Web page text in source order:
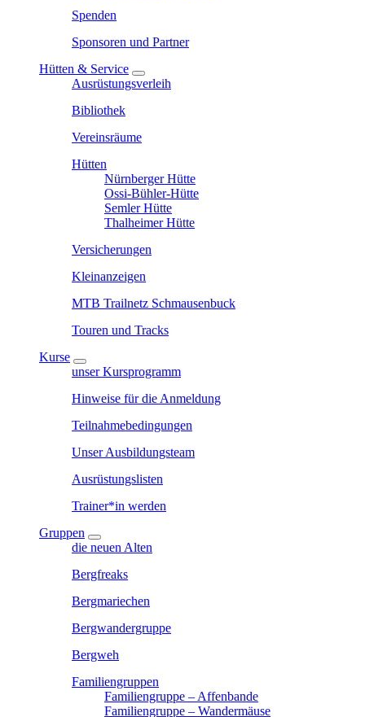
Spenden
Sponsoren und Partner
Hütten & Service
Ausrüstungsverleih
Bibliothek
Vereinsräume
Hütten
Nürnberger Hütte
Ossi-Bühler-Hütte
Semler Hütte
Thalheimer Hütte
Versicherungen
Kleinanzeigen
MTB Trailnetz Schmausenbuck
Touren und Tracks
Kurse
unser Kursprogramm
Hinweise für die Anmeldung
Teilnahmebedingungen
Unser Ausbildungsteam
Ausrüstungslisten
Trainer*in werden
Gruppen
die neuen Alten
Bergfreaks
Bergmariechen
Bergwandergruppe
Bergweh
Familiengruppen
Familiengruppe – Affenbande
Familiengruppe – Wandermäuse